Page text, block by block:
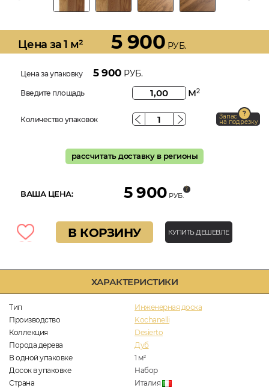
ХАРАКТЕРИСТИКИ
Тип
Инженерная доска
Производство
Kochanelli
Коллекция
Desierto
Порода дерева
Дуб
В одной упаковке
1 м2
Досок в упаковке
Набор
Страна
Италия
Цена за 1 м² 5 900 РУБ.
Цена за упаковку 5 900 РУБ.
Введите площадь м2
Количество упаковок Запас
на подрезку
рассчитать доставку в регионы
ВАША ЦЕНА: 5 900 РУБ.
В КОРЗИНУ КУПИТЬ ДЕШЕВЛЕ